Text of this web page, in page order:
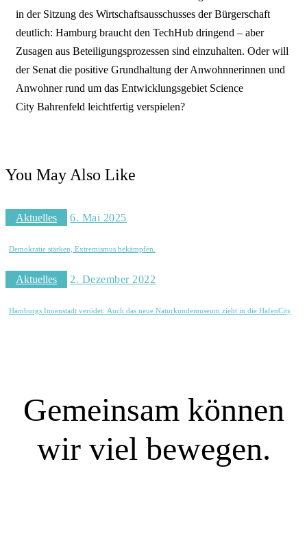
in der Sitzung des Wirtschaftsausschusses der Bürgerschaft
deutlich: Hamburg braucht den TechHub dringend – aber
Zusagen aus Beteiligungsprozessen sind einzuhalten. Oder will
der Senat die positive Grundhaltung der Anwohnnerinnen und
Anwohner rund um das Entwicklungsgebiet Science
City Bahrenfeld leichtfertig verspielen?
You May Also Like
Aktuelles 6. Mai 2025
Demokratie stärken, Extremismus bekämpfen.
Aktuelles 2. Dezember 2022
Hamburgs Innenstadt verödet: Auch das neue Naturkundemuseum zieht in die HafenCity
Gemeinsam können
wir viel bewegen.